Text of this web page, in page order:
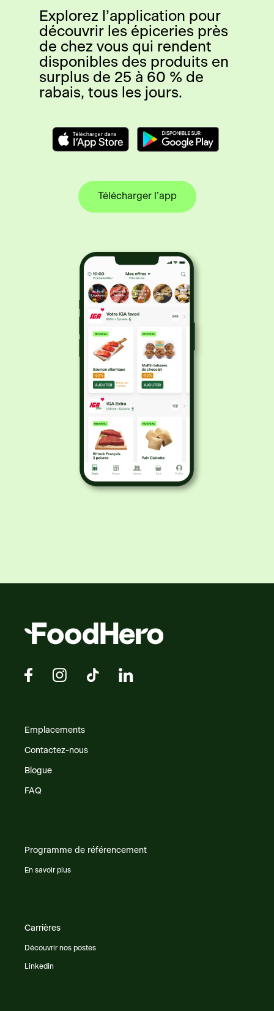
Explorez l’application pour
découvrir les épiceries près
de chez vous qui rendent
disponibles des produits en
surplus de 25 à 60 % de
rabais, tous les jours.
Télécharger l’app
Emplacements
Contactez-nous
Blogue
FAQ
Programme de référencement
En savoir plus
Carrières
Découvrir nos postes
Linkedin